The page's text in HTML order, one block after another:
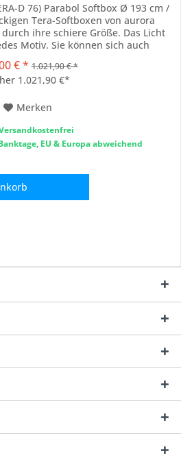
D 76) Parabol Softbox Ø 193 cm /
Tera-Softboxen von aurora
ihre schiere Größe. Das Licht
Motiv. Sie können sich auch
wird Sie überzeugen. Die Tera-D
weist eine...
€ * 1.021,90 € *
1.021,90 €*
Merken
EU & Europa abweichend